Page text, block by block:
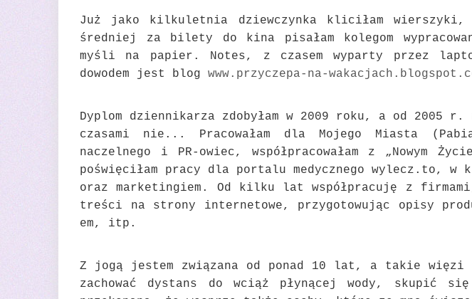
Już jako kilkuletnia dziewczynka kliciłam wierszyki, w
średniej za bilety do kina pisałam kolegom
myśli na papier. Notes, z czasem wyparty przez
dowodem jest blog www.przyczepa-na-
Dyplom dziennikarza zdobyłam w 2009 roku, a od
czasami nie... Pracowałam dla Mojego Miasta
naczelnego i PR-owiec, współpracowałam z „Nowym
poświęciłam pracy dla portalu medycznego wylecz.to, w
oraz marketingiem. Od kilku lat współpracuję z
treści na strony internetowe, przygotowując opisy
em, itp.
Z jogą jestem związana od ponad 10 lat, a takie więzi
zachować dystans do wciąż płynącej wody, skupić